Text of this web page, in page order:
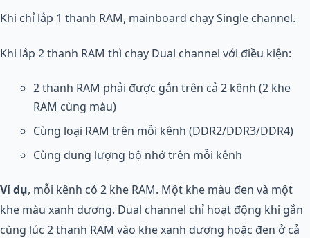
Khi chỉ lắp 1 thanh RAM, mainboard chạy Single channel.
Khi lắp 2 thanh RAM thì chạy Dual channel với điều kiện:
2 thanh RAM phải được gắn trên cả 2 kênh (2 khe
RAM cùng màu)
Cùng loại RAM trên mỗi kênh (DDR2/DDR3/DDR4)
Cùng dung lượng bộ nhớ trên mỗi kênh
Ví dụ, mỗi kênh có 2 khe RAM. Một khe màu đen và một
khe màu xanh dương. Dual channel chỉ hoạt động khi gắn
cùng lúc 2 thanh RAM vào khe xanh dương hoặc đen ở cả